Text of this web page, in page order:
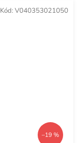
–19 %
Kód: V040353021050